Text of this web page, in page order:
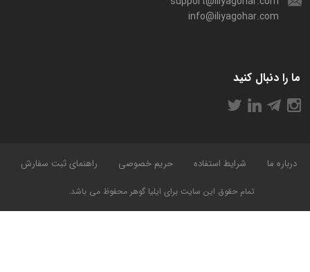
تمام حقوق این سایت برای ایلیا گوهر محفوظ می باشد.
درباره ما شرایط استفاده حریم خصوصی راهنمای ثبت سفارش
info@iliyagohar.com
ما را دنبال کنید